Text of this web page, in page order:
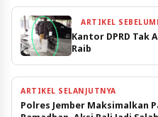
ARTIKEL
Kantor DPRD Tak
Raib
ARTIKEL SELANJUTNYA
Polres Jember Maksimalkan